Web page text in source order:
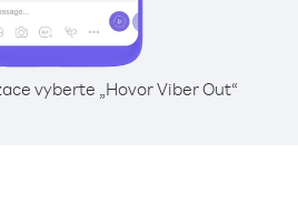
vyberte „Hovor Viber Out“